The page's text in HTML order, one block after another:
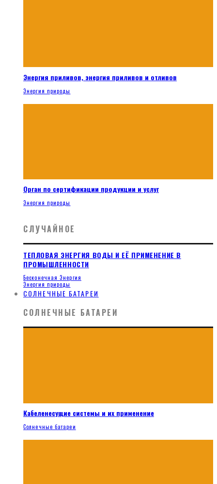
Энергия приливов, энергия приливов и отливов
Энергия природы
Орган по сертификации продукции и услуг
Энергия природы
СЛУЧАЙНОЕ
ТЕПЛОВАЯ ЭНЕРГИЯ ВОДЫ И ЕЁ ПРИМЕНЕНИЕ В
ПРОМЫШЛЕННОСТИ
Бесконечная Энергия
Энергия природы
СОЛНЕЧНЫЕ БАТАРЕИ
СОЛНЕЧНЫЕ БАТАРЕИ
Кабеленесущие системы и их применение
Солнечные батареи